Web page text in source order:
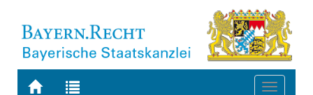
Zur
Zur
Toggle